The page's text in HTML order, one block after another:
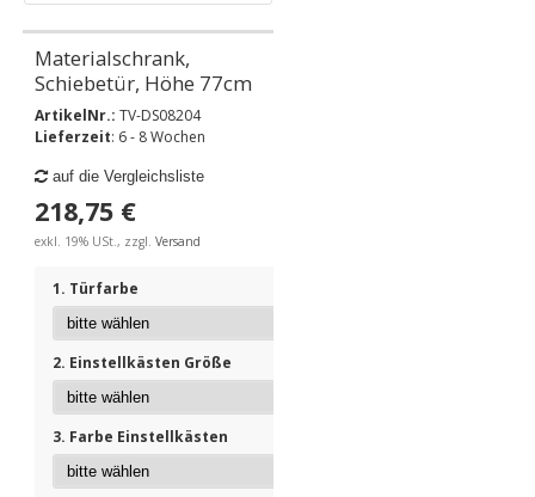
Materialschrank,
Schiebetür, Höhe 77cm
ArtikelNr.: TV-DS08204
Lieferzeit: 6 - 8 Wochen
auf die Vergleichsliste
218,75 €
exkl. 19% USt., zzgl. Versand
1. Türfarbe
2. Einstellkästen Größe
3. Farbe Einstellkästen